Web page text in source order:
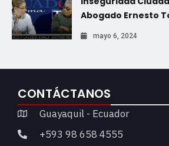
Abogado Ernesto
mayo 6, 2024
CONTÁCTANOS
Guayaquil - Ecuador
+593 98 658 4555